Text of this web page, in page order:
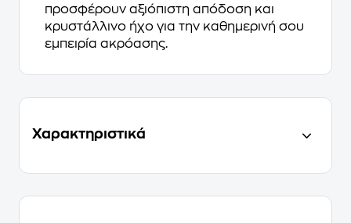
προσφέρουν αξιόπιστη απόδοση και
κρυστάλλινο ήχο για την καθημερινή σου
εμπειρία ακρόασης.
Χαρακτηριστικά